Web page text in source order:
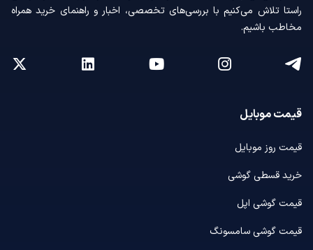
راستا تلاش می‌کنیم با بررسی‌های تخصصی، اخبار و راهنمای خرید همراه
مخاطب باشیم.
قیمت موبایل
قیمت روز موبایل
خرید قسطی گوشی
قیمت گوشی اپل
قیمت گوشی سامسونگ